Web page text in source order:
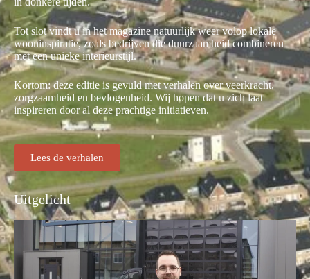
Tot slot vindt u in het magazine natuurlijk weer volop lokale
wooninspiratie, zoals bedrijven die duurzaamheid combineren
met een unieke interieurstijl.
Kortom: deze editie is gevuld met verhalen over veerkracht,
zorgzaamheid en bevlogenheid. Wij hopen dat u zich laat
inspireren door al deze prachtige initiatieven.
Lees de verhalen
Uitgelicht